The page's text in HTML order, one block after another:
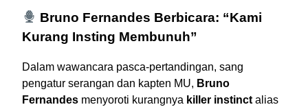
Bruno Fernandes Berbicara: “Kami
Kurang Insting Membunuh”
Dalam wawancara pasca-pertandingan, sang
pengatur serangan dan kapten MU, Bruno
Fernandes menyoroti kurangnya killer instinct alias